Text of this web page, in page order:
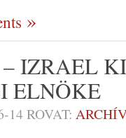
– IZRAEL
ELNÖKE
14ROVAT: